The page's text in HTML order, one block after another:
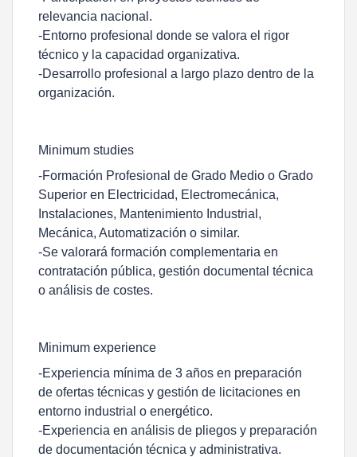
relevancia nacional.
-Entorno profesional donde se valora el rigor
técnico y la capacidad organizativa.
-Desarrollo profesional a largo plazo dentro de la
organización.
Minimum studies
-Formación Profesional de Grado Medio o Grado
Superior en Electricidad, Electromecánica,
Instalaciones, Mantenimiento Industrial,
Mecánica, Automatización o similar.
-Se valorará formación complementaria en
contratación pública, gestión documental técnica
o análisis de costes.
Minimum experience
-Experiencia mínima de 3 años en preparación
de ofertas técnicas y gestión de licitaciones en
entorno industrial o energético.
-Experiencia en análisis de pliegos y preparación
de documentación técnica y administrativa.